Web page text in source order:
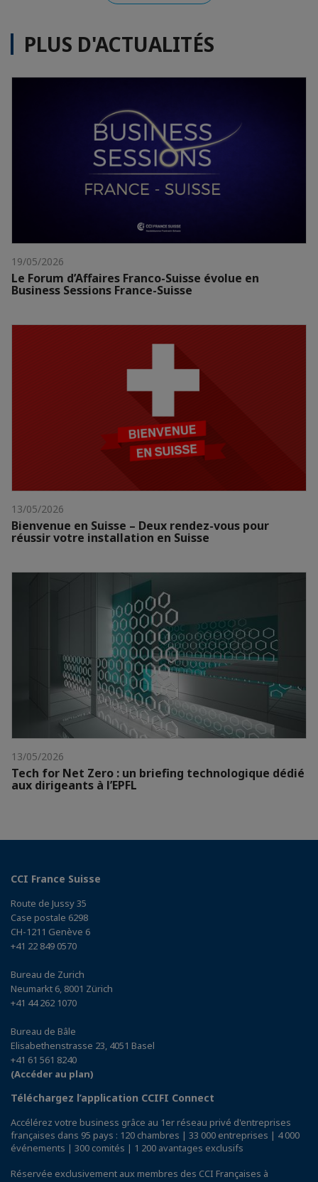
PLUS D'ACTUALITÉS
19/05/2026
Le Forum d’Affaires Franco-Suisse évolue en
Business Sessions France-Suisse
13/05/2026
Bienvenue en Suisse – Deux rendez-vous pour
réussir votre installation en Suisse
13/05/2026
Tech for Net Zero : un briefing technologique dédié
aux dirigeants à l’EPFL
CCI France Suisse
Route de Jussy 35
Case postale 6298
CH-1211 Genève 6
+41 22 849 0570
Bureau de Zurich
Neumarkt 6, 8001 Zürich
+41 44 262 1070
Bureau de Bâle
Elisabethenstrasse 23, 4051 Basel
+41 61 561 8240
(Accéder au plan)
Téléchargez l’application CCIFI Connect
Accélérez votre business grâce au 1er réseau privé d'entreprises
françaises dans 95 pays : 120 chambres | 33 000 entreprises | 4 000
événements | 300 comités | 1 200 avantages exclusifs
Réservée exclusivement aux membres des CCI Françaises à